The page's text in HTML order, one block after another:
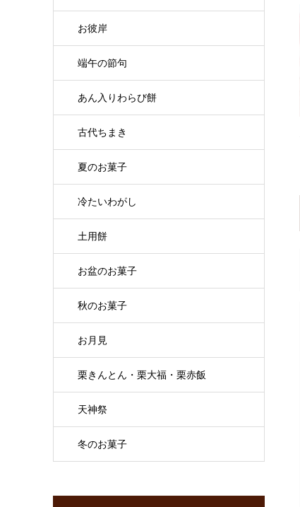
お彼岸
端午の節句
あん入りわらび餅
古代ちまき
夏のお菓子
冷たいわがし
土用餅
お盆のお菓子
秋のお菓子
お月見
栗きんとん・栗大福・栗赤飯
天神祭
冬のお菓子